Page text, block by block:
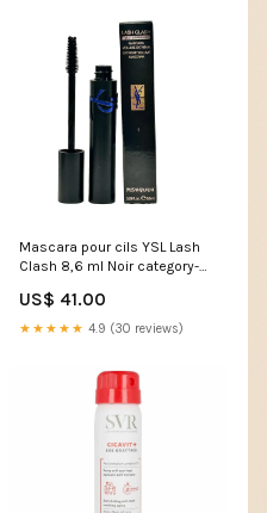
Mascara pour cils YSL Lash
Clash 8,6 ml Noir category-
US$ 41.00
★★★★★ 4.9 (30 reviews)